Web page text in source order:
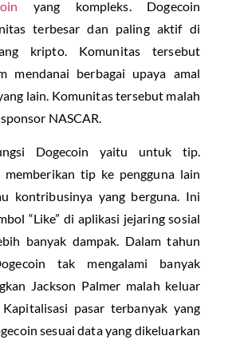
yang kompleks. Dogecoin
terbesar dan paling aktif di
kripto. Komunitas tersebut
mendanai berbagai upaya amal
lain. Komunitas tersebut malah
NASCAR.
Dogecoin yaitu untuk tip.
memberikan tip ke pengguna lain
kontribusinya yang berguna. Ini
“Like” di aplikasi jejaring sosial
banyak dampak. Dalam tahun
tak mengalami banyak
Jackson Palmer malah keluar
pasar terbanyak yang
sesuai data yang dikeluarkan